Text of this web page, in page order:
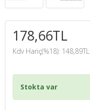
178,66TL
Kdv Hariç(%18): 148,89TL
Stokta var